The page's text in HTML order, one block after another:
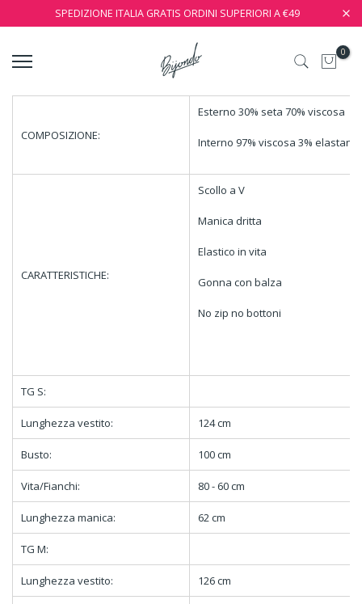
SPEDIZIONE ITALIA GRATIS ORDINI SUPERIORI A €49
0
COMPOSIZIONE:
Esterno 30% seta 70% viscosa
Interno 97% viscosa 3% elastane
CARATTERISTICHE:
Scollo a V
Manica dritta
Elastico in vita
Gonna con balza
No zip no bottoni
TG S:
Lunghezza vestito: 124 cm
Busto: 100 cm
Vita/Fianchi: 80 - 60 cm
Lunghezza manica: 62 cm
TG M:
Lunghezza vestito: 126 cm